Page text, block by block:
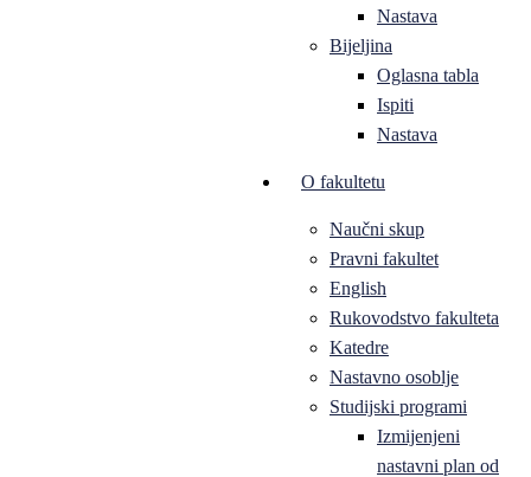
Nastava
Bijeljina
Oglasna tabla
Ispiti
Nastava
O fakultetu
Naučni skup
Pravni fakultet
English
Rukovodstvo fakulteta
Katedre
Nastavno osoblje
Studijski programi
Izmijenjeni
nastavni plan od